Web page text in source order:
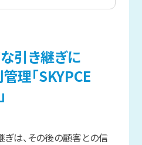
引き継ぎに
理「SKYPCE
は、その後の顧客との信